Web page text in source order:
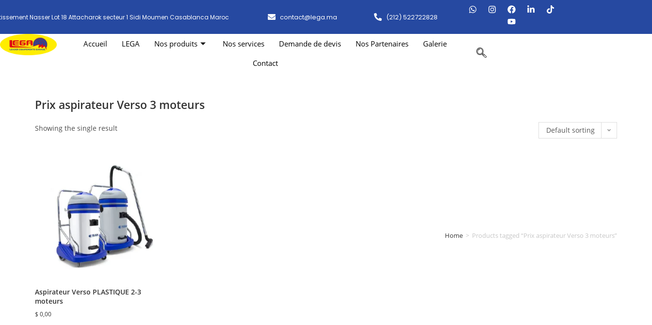
Nasser Lot 18 Attacharok secteur 1 Sidi Moumen Casablanca Maroc contact@lega.ma (212) 522722828
Accueil LEGA Nos produits Nos services Demande de devis Nos Partenaires
Galerie
Contact
Home > Products tagged “Prix aspirateur Verso 3 moteurs”
Prix aspirateur Verso 3 moteurs
Showing the single result Default sorting
Aspirateur Verso PLASTIQUE 2-3
moteurs
$ 0,00